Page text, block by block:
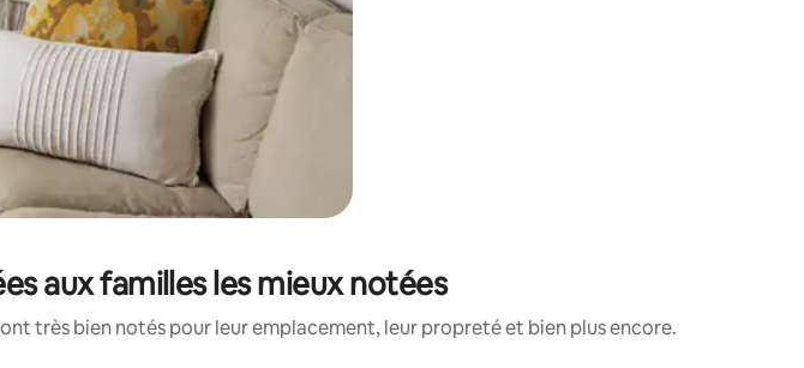
aux familles les mieux notées
très bien notés pour leur emplacement, leur propreté et bien plus encore.